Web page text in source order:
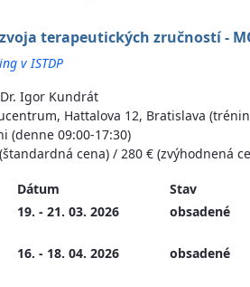
terapeutických zručností -
v ISTDP
Igor Kundrát
Hattalova 12, Bratislava
(denne 09:00-17:30)
cena) / 280 € (zvýhodnená
Dátum
Stav
19. - 21. 03. 2026 obsadené
16. - 18. 04. 2026 obsadené